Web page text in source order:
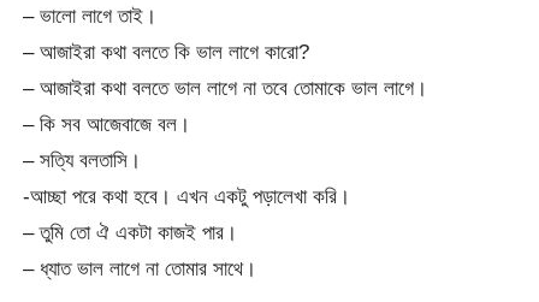
– ভালো লাগে তাই।
– আজাইরা কথা বলতে কি ভাল লাগে কারো?
– আজাইরা কথা বলতে ভাল লাগে না তবে তোমাকে ভাল লাগে।
– কি সব আজেবাজে বল।
– সত্যি বলতাসি।
-আচ্ছা পরে কথা হবে। এখন একটু পড়ালেখা করি।
– তুমি তো ঐ একটা কাজই পার।
– ধ্যাত ভাল লাগে না তোমার সাথে।